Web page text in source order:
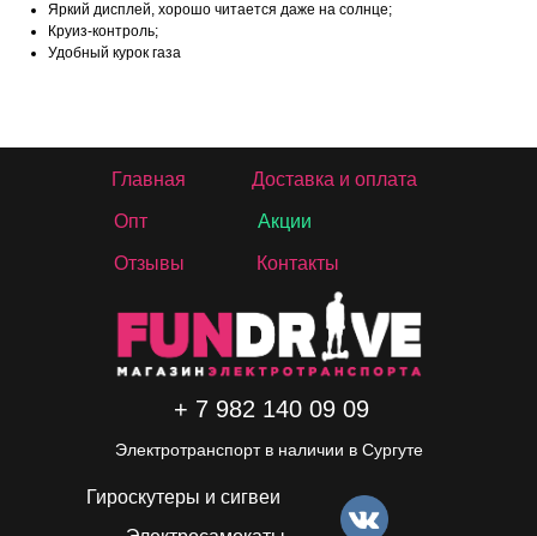
Яркий дисплей, хорошо читается даже на солнце;
Круиз-контроль;
Удобный курок газа
Гироскутеры и сигвеи
Главная Доставка и оплата
Опт
Отзывы
Акции
Контакты
+ 7 982 140 09 09
Электротранспорт в наличии в Сургуте